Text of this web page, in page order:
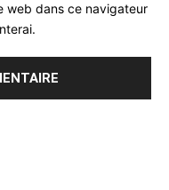
web dans ce navigateur